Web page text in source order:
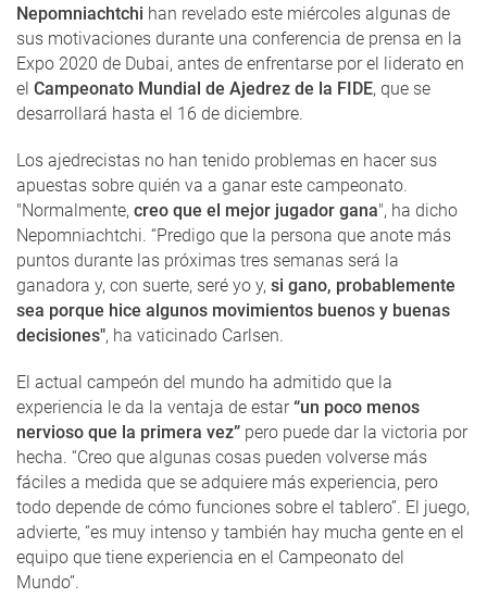
Nepomniachtchi han revelado este miércoles algunas de
sus motivaciones durante una conferencia de prensa en la
Expo 2020 de Dubai, antes de enfrentarse por el liderato en
el Campeonato Mundial de Ajedrez de la FIDE, que se
desarrollará hasta el 16 de diciembre.
Los ajedrecistas no han tenido problemas en hacer sus
apuestas sobre quién va a ganar este campeonato.
"Normalmente, creo que el mejor jugador gana", ha dicho
Nepomniachtchi. “Predigo que la persona que anote más
puntos durante las próximas tres semanas será la
ganadora y, con suerte, seré yo y, si gano, probablemente
sea porque hice algunos movimientos buenos y buenas
decisiones", ha vaticinado Carlsen.
El actual campeón del mundo ha admitido que la
experiencia le da la ventaja de estar“un poco menos
nervioso que la primera vez” pero puede dar la victoria por
hecha. “Creo que algunas cosas pueden volverse más
fáciles a medida que se adquiere más experiencia, pero
todo depende de cómo funciones sobre el tablero”. El juego,
advierte, “es muy intenso y también hay mucha gente en el
equipo que tiene experiencia en el Campeonato del
Mundo”.